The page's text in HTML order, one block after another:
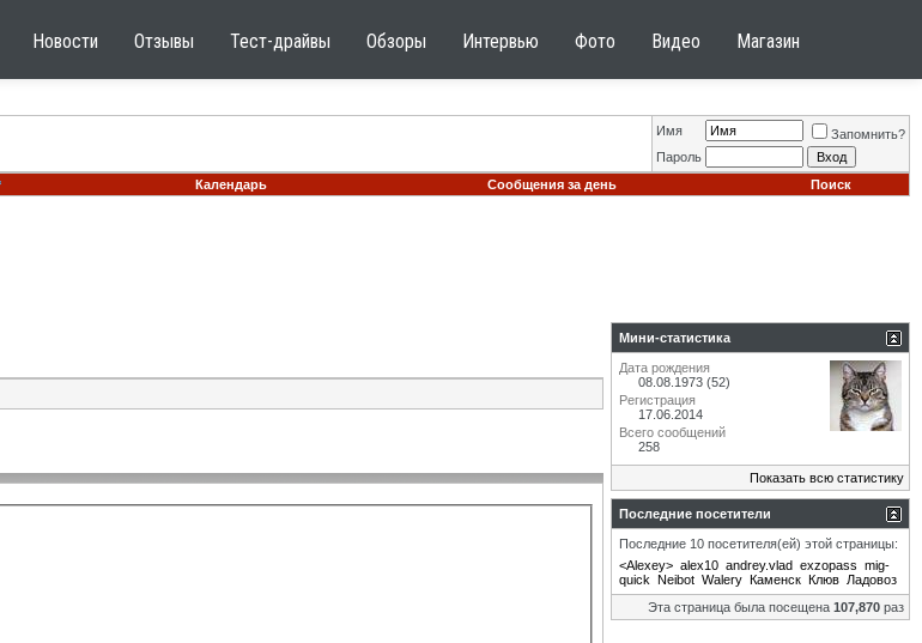
Новости Отзывы Тест-драйвы Обзоры Интервью Фото Видео Магазин
Имя
Запомнить?
Пароль
Календарь Сообщения за день Поиск
Мини-статистика
Дата рождения
08.08.1973 (52)
Регистрация
17.06.2014
Всего сообщений
258
Показать всю статистику
Последние посетители
Последние 10 посетителя(ей) этой страницы:
<Alexey> alex10 andrey.vlad exzopass mig-
quick Neibot Walery Каменск Клюв Ладовоз
Эта страница была посещена 107,870 раз